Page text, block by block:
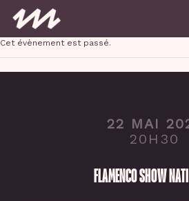
main
content
Cet évènement est passé.
22 MAI
20H30
FLAMENCO SHOW